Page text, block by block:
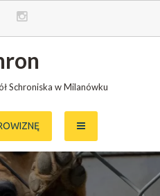
Schroniska w Milanówku